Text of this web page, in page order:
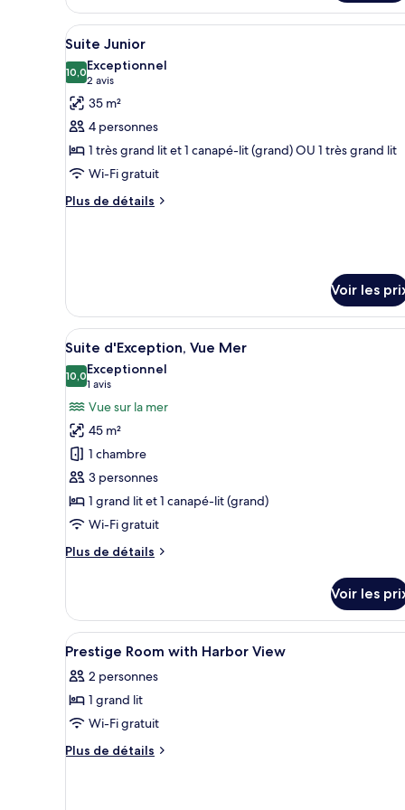
Afficher
toutes
les
photos
pour
ce
type
de
chambre :
Une chambre d’hôtel avec
8
Suite Junior
10,010,0 sur 10
Exceptionnel
2 avis
(2 avis)
35 m²
4 personnes
1 très grand lit et 1 canapé-lit (grand) OU 1 très grand lit
Wi-Fi gratuit
Plus de détails
Plus
chambre
Suite
Junior
Voir les
Afficher
toutes
les
photos
pour
ce
type
de
chambre :
Suite
d'Exception,
Une chambre d’hôtel dotée
8
Suite d'Exception, Vue Mer
10,010,0 sur 10
Exceptionnel
1 avis
(1 avis)
Vue sur la mer
45 m²
1 chambre
3 personnes
1 grand lit et 1 canapé-lit (grand)
Wi-Fi gratuit
Plus de détails
Plus
le
type
de
chambre
Suite
d'Exception,
Mer
Voir les
Afficher
toutes
les
photos
pour
ce
Une salle de bain moderne
1
Prestige Room with Harbor View
2 personnes
1 grand lit
Wi-Fi gratuit
Plus de détails
Plus